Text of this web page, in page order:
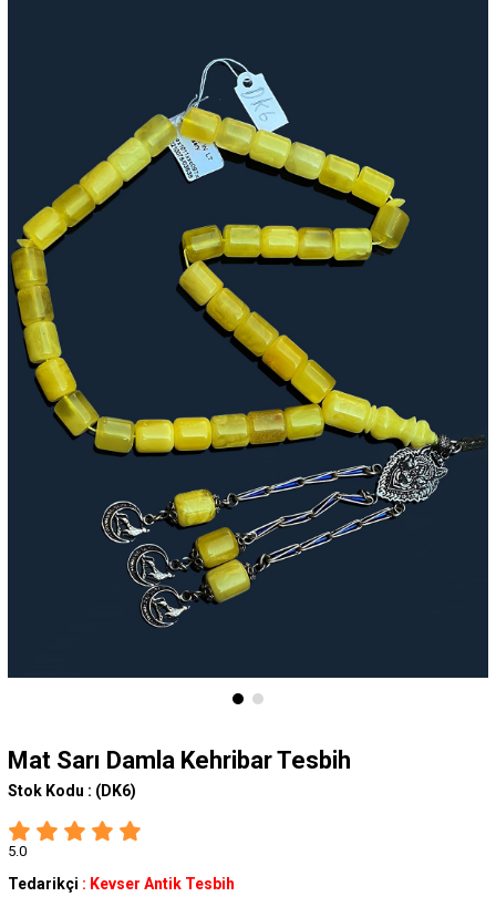
Mat Sarı Damla Kehribar Tesbih
Stok Kodu : (DK6)
5.0
Tedarikçi : Kevser Antik Tesbih